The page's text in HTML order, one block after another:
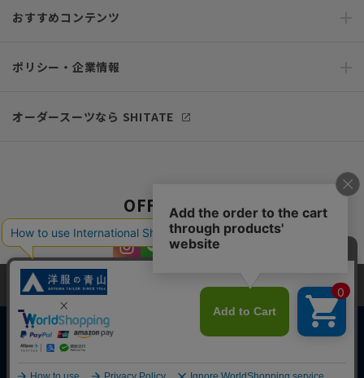
おすすめコンテンツ
ポリシー・企業情報
オーダースーツなら SHITATE
OFFICIAL SNS
当サイトでは、快適な閲覧体験とコンテンツ改善のためにCookieを使用
しています。閲覧を続けることで、Cookieの使用に同意したものとみな
します。詳細については